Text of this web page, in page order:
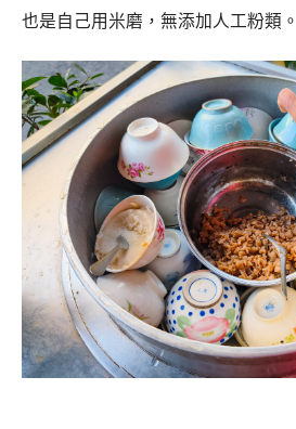
也是自己用米磨，無添加人工粉類。